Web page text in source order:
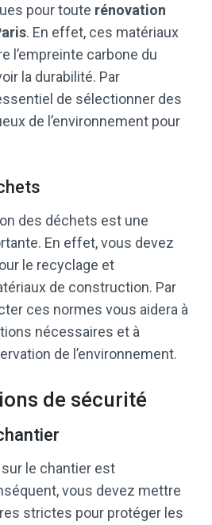
pour toute rénovation
. En effet, ces matériaux
l’empreinte carbone du
la durabilité. Par
de sélectionner des
de l’environnement pour
des déchets est une
En effet, vous devez
le recyclage et
de construction. Par
ces normes vous aidera à
nécessaires et à
de l’environnement.
de sécurité
le chantier est
vous devez mettre
strictes pour protéger les